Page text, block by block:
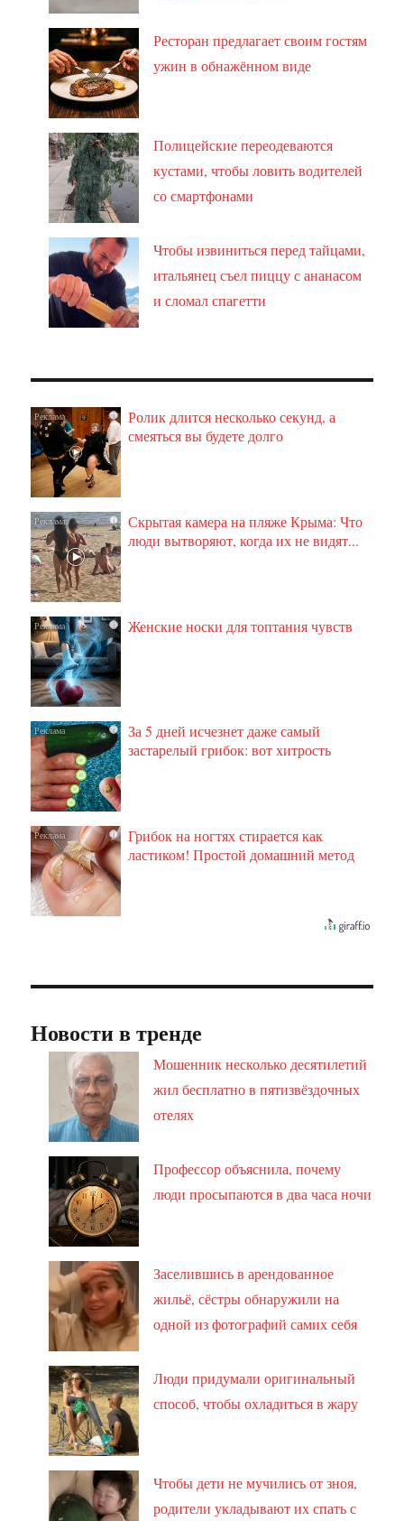
Ресторан предлагает своим гостям
ужин в обнажённом виде
Полицейские переодеваются
кустами, чтобы ловить водителей
со смартфонами
Чтобы извиниться перед тайцами,
итальянец съел пиццу с ананасом
и сломал спагетти
i
Ролик длится несколько секунд, а
смеяться вы будете долго
i
Скрытая камера на пляже Крыма: Что
люди вытворяют, когда их не видят...
i Женские носки для топтания чувств
i
За 5 дней исчезнет даже самый
застарелый грибок: вот хитрость
i
Грибок на ногтях стирается как
ластиком! Простой домашний метод
Новости в тренде
Мошенник несколько десятилетий
жил бесплатно в пятизвёздочных
отелях
Профессор объяснила, почему
люди просыпаются в два часа ночи
Заселившись в арендованное
жильё, сёстры обнаружили на
одной из фотографий самих себя
Люди придумали оригинальный
способ, чтобы охладиться в жару
Чтобы дети не мучились от зноя,
родители укладывают их спать с